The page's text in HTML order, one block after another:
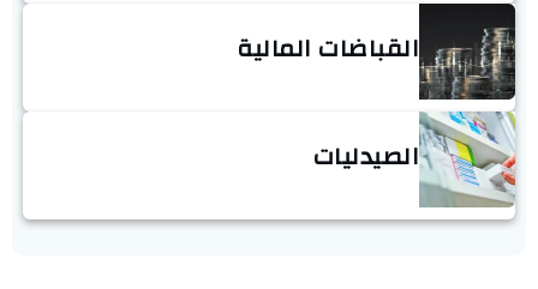
القباضات المالية
الصيدليات